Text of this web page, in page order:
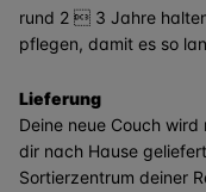
rund 2  3 Jahre
pflegen, damit es so
Lieferung
Deine neue Couch
dir nach Hause
Sortierzentrum deiner